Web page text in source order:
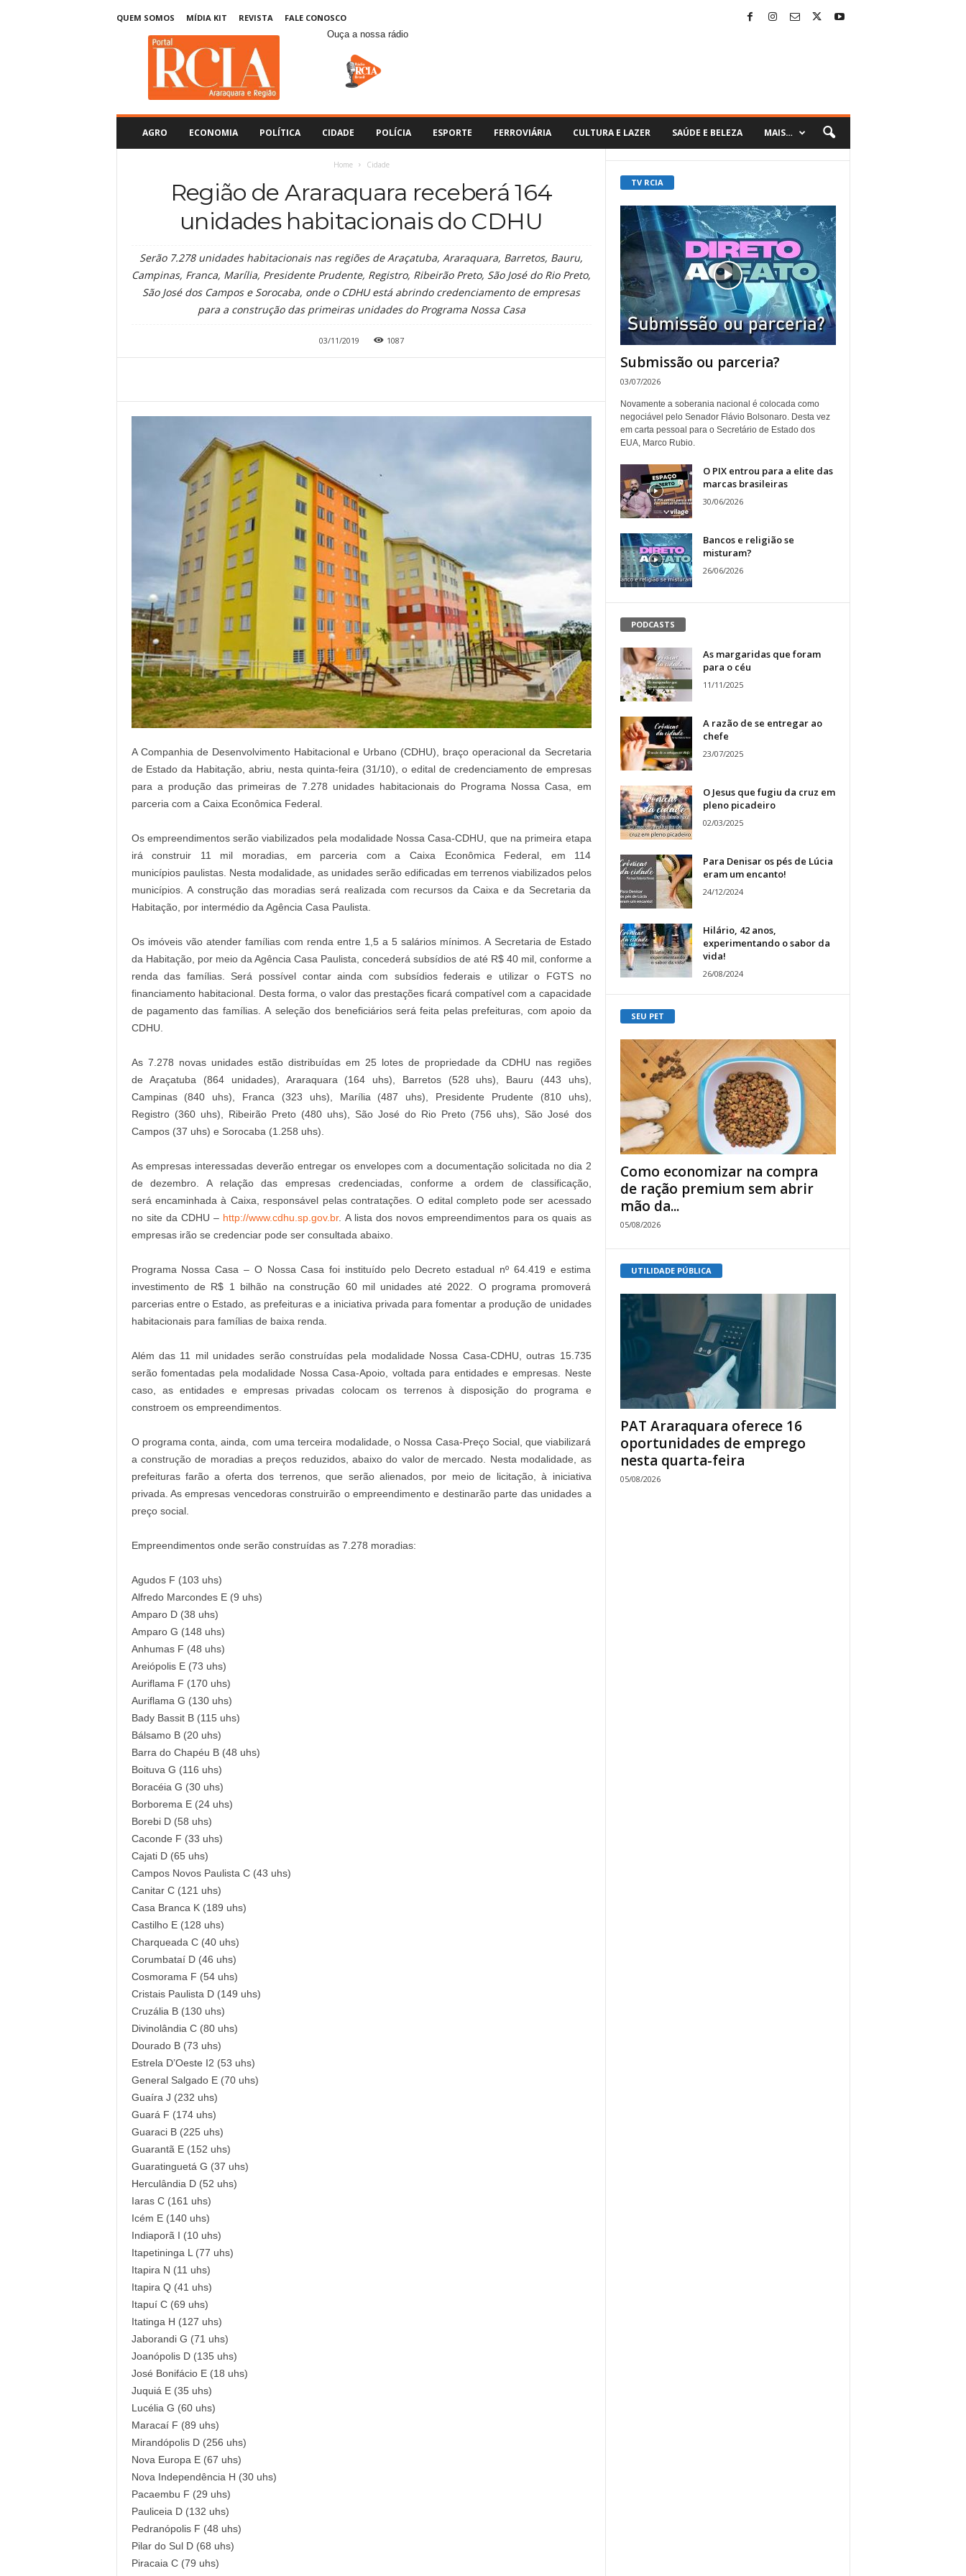
QUEM SOMOS MÍDIA KIT REVISTA
FALE CONOSCO
Ouça a nossa rádio
AGRO ECONOMIA POLÍTICA CIDADE POLÍCIA ESPORTE FERROVIÁRIA CULTURA E LAZER SAÚDE E BELEZA MAIS…
Home Cidade
Região de Araraquara receberá 164
unidades habitacionais do CDHU
Serão 7.278 unidades habitacionais nas regiões de Araçatuba, Araraquara, Barretos, Bauru,
Campinas, Franca, Marília, Presidente Prudente, Registro, Ribeirão Preto, São José do Rio Preto,
São José dos Campos e Sorocaba, onde o CDHU está abrindo credenciamento de empresas
para a construção das primeiras unidades do Programa Nossa Casa
03/11/2019 1087
A Companhia de Desenvolvimento Habitacional e Urbano (CDHU), braço operacional da Secretaria
de Estado da Habitação, abriu, nesta quinta-feira (31/10), o edital de credenciamento de empresas
para a produção das primeiras de 7.278 unidades habitacionais do Programa Nossa Casa, em
parceria com a Caixa Econômica Federal.
Os empreendimentos serão viabilizados pela modalidade Nossa Casa-CDHU, que na primeira etapa
irá construir 11 mil moradias, em parceria com a Caixa Econômica Federal, em 114
municípios paulistas. Nesta modalidade, as unidades serão edificadas em terrenos viabilizados pelos
municípios. A construção das moradias será realizada com recursos da Caixa e da Secretaria da
Habitação, por intermédio da Agência Casa Paulista.
Os imóveis vão atender famílias com renda entre 1,5 a 5 salários mínimos. A Secretaria de Estado
da Habitação, por meio da Agência Casa Paulista, concederá subsídios de até R$ 40 mil, conforme a
renda das famílias. Será possível contar ainda com subsídios federais e utilizar o FGTS no
financiamento habitacional. Desta forma, o valor das prestações ficará compatível com a capacidade
de pagamento das famílias. A seleção dos beneficiários será feita pelas prefeituras, com apoio da
CDHU.
As 7.278 novas unidades estão distribuídas em 25 lotes de propriedade da CDHU nas regiões
de Araçatuba (864 unidades), Araraquara (164 uhs), Barretos (528 uhs), Bauru (443 uhs),
Campinas (840 uhs), Franca (323 uhs), Marília (487 uhs), Presidente Prudente (810 uhs),
Registro (360 uhs), Ribeirão Preto (480 uhs), São José do Rio Preto (756 uhs), São José dos
Campos (37 uhs) e Sorocaba (1.258 uhs).
As empresas interessadas deverão entregar os envelopes com a documentação solicitada no dia 2
de dezembro. A relação das empresas credenciadas, conforme a ordem de classificação,
será encaminhada à Caixa, responsável pelas contratações. O edital completo pode ser acessado
no site da CDHU – http://www.cdhu.sp.gov.br. A lista dos novos empreendimentos para os quais as
empresas irão se credenciar pode ser consultada abaixo.
Programa Nossa Casa – O Nossa Casa foi instituído pelo Decreto estadual nº 64.419 e estima
investimento de R$ 1 bilhão na construção 60 mil unidades até 2022. O programa promoverá
parcerias entre o Estado, as prefeituras e a iniciativa privada para fomentar a produção de unidades
habitacionais para famílias de baixa renda.
Além das 11 mil unidades serão construídas pela modalidade Nossa Casa-CDHU, outras 15.735
serão fomentadas pela modalidade Nossa Casa-Apoio, voltada para entidades e empresas. Neste
caso, as entidades e empresas privadas colocam os terrenos à disposição do programa e
constroem os empreendimentos.
O programa conta, ainda, com uma terceira modalidade, o Nossa Casa-Preço Social, que viabilizará
a construção de moradias a preços reduzidos, abaixo do valor de mercado. Nesta modalidade, as
prefeituras farão a oferta dos terrenos, que serão alienados, por meio de licitação, à iniciativa
privada. As empresas vencedoras construirão o empreendimento e destinarão parte das unidades a
preço social.
Empreendimentos onde serão construídas as 7.278 moradias:
Agudos F (103 uhs)
Alfredo Marcondes E (9 uhs)
Amparo D (38 uhs)
Amparo G (148 uhs)
Anhumas F (48 uhs)
Areiópolis E (73 uhs)
Auriflama F (170 uhs)
Auriflama G (130 uhs)
Bady Bassit B (115 uhs)
Bálsamo B (20 uhs)
Barra do Chapéu B (48 uhs)
Boituva G (116 uhs)
Boracéia G (30 uhs)
Borborema E (24 uhs)
Borebi D (58 uhs)
Caconde F (33 uhs)
Cajati D (65 uhs)
Campos Novos Paulista C (43 uhs)
Canitar C (121 uhs)
Casa Branca K (189 uhs)
Castilho E (128 uhs)
Charqueada C (40 uhs)
Corumbataí D (46 uhs)
Cosmorama F (54 uhs)
Cristais Paulista D (149 uhs)
Cruzália B (130 uhs)
Divinolândia C (80 uhs)
Dourado B (73 uhs)
Estrela D’Oeste I2 (53 uhs)
General Salgado E (70 uhs)
Guaíra J (232 uhs)
Guará F (174 uhs)
Guaraci B (225 uhs)
Guarantã E (152 uhs)
Guaratinguetá G (37 uhs)
Herculândia D (52 uhs)
Iaras C (161 uhs)
Icém E (140 uhs)
Indiaporã I (10 uhs)
Itapetininga L (77 uhs)
Itapira N (11 uhs)
Itapira Q (41 uhs)
Itapuí C (69 uhs)
Itatinga H (127 uhs)
Jaborandi G (71 uhs)
Joanópolis D (135 uhs)
José Bonifácio E (18 uhs)
Juquiá E (35 uhs)
Lucélia G (60 uhs)
Maracaí F (89 uhs)
Mirandópolis D (256 uhs)
Nova Europa E (67 uhs)
Nova Independência H (30 uhs)
Pacaembu F (29 uhs)
Pauliceia D (132 uhs)
Pedranópolis F (48 uhs)
Pilar do Sul D (68 uhs)
Piracaia C (79 uhs)
TV RCIA
Submissão ou parceria?
03/07/2026
Novamente a soberania nacional é colocada como
negociável pelo Senador Flávio Bolsonaro. Desta vez
em carta pessoal para o Secretário de Estado dos
EUA, Marco Rubio.
O PIX entrou para a elite das
marcas brasileiras
30/06/2026
Bancos e religião se
misturam?
26/06/2026
PODCASTS
As margaridas que foram
para o céu
11/11/2025
A razão de se entregar ao
chefe
23/07/2025
O Jesus que fugiu da cruz em
pleno picadeiro
02/03/2025
Para Denisar os pés de Lúcia
eram um encanto!
24/12/2024
Hilário, 42 anos,
experimentando o sabor da
vida!
26/08/2024
SEU PET
Como economizar na compra
de ração premium sem abrir
mão da...
05/08/2026
UTILIDADE PÚBLICA
PAT Araraquara oferece 16
oportunidades de emprego
nesta quarta-feira
05/08/2026